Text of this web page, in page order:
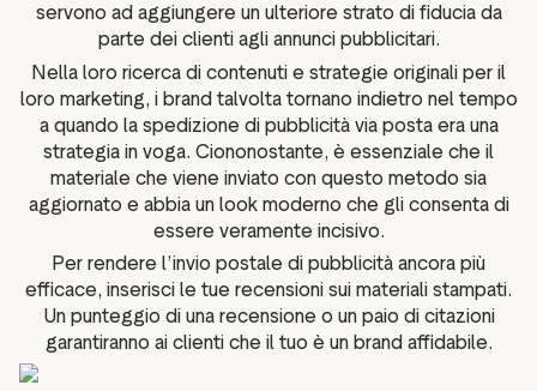
servono ad aggiungere un ulteriore strato di fiducia da
parte dei clienti agli annunci pubblicitari.
Nella loro ricerca di contenuti e strategie originali per il
loro marketing, i brand talvolta tornano indietro nel tempo
a quando la spedizione di pubblicità via posta era una
strategia in voga. Ciononostante, è essenziale che il
materiale che viene inviato con questo metodo sia
aggiornato e abbia un look moderno che gli consenta di
essere veramente incisivo.
Per rendere l’invio postale di pubblicità ancora più
efficace, inserisci le tue recensioni sui materiali stampati.
Un punteggio di una recensione o un paio di citazioni
garantiranno ai clienti che il tuo è un brand affidabile.